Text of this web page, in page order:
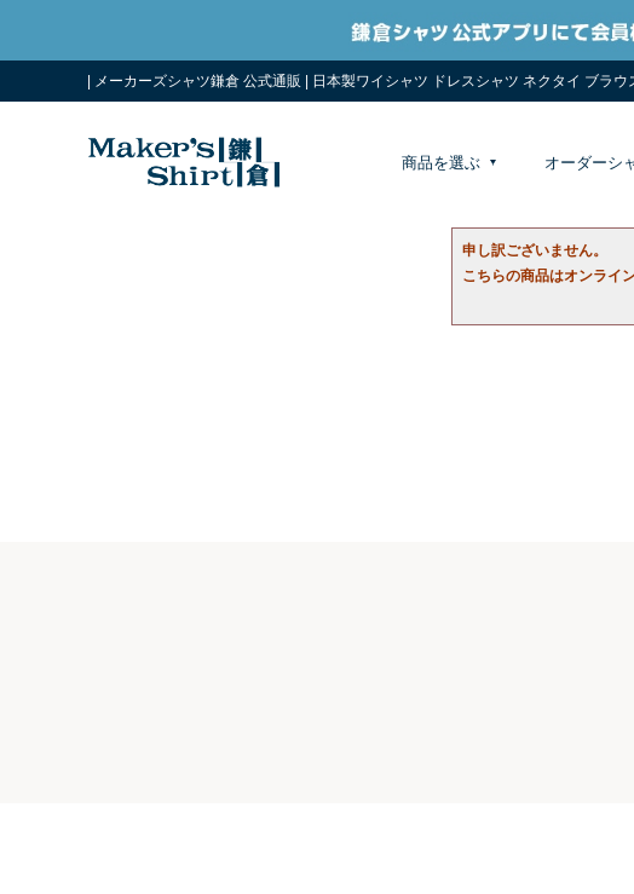
| メーカーズシャツ鎌倉 公式通販 | 日本製ワイシャツ ドレスシャツ ネクタイ ブラウ
商品を選ぶ オーダーシ
申し訳ございません。
こちらの商品はオンライ